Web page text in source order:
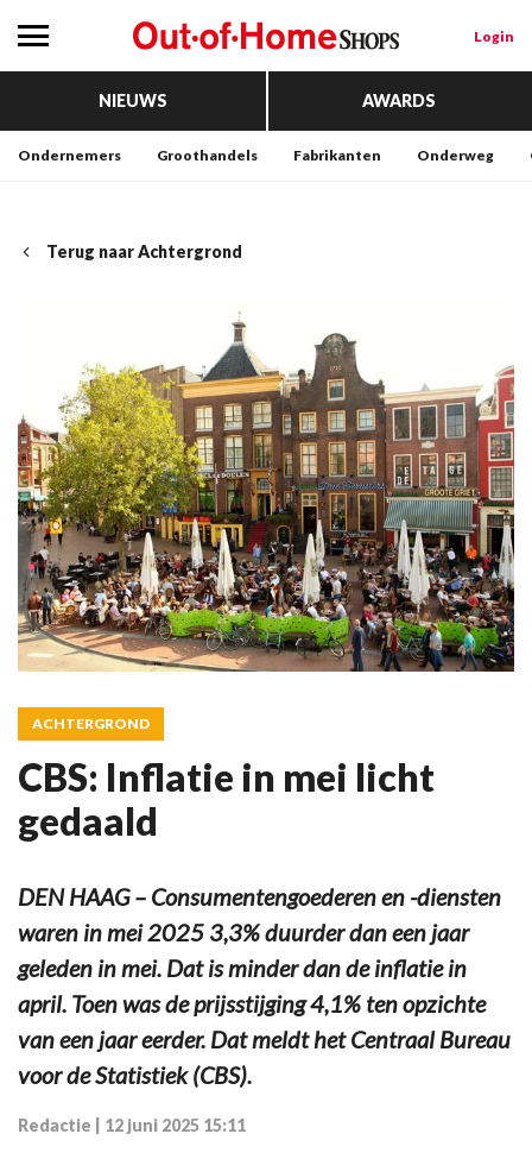
Login
NIEUWS AWARDS
Ondernemers Groothandels Fabrikanten Onderweg
Terug naar Achtergrond
ACHTERGROND
CBS: Inflatie in mei licht
gedaald
DEN HAAG – Consumentengoederen en -diensten
waren in mei 2025 3,3% duurder dan een jaar
geleden in mei. Dat is minder dan de inflatie in
april. Toen was de prijsstijging 4,1% ten opzichte
van een jaar eerder. Dat meldt het Centraal Bureau
voor de Statistiek (CBS).
Redactie 12 juni 2025 15:11